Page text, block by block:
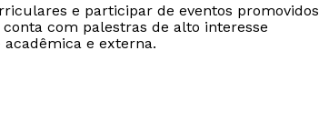
e participar de eventos promovidos
conta com palestras de alto interesse
e externa.